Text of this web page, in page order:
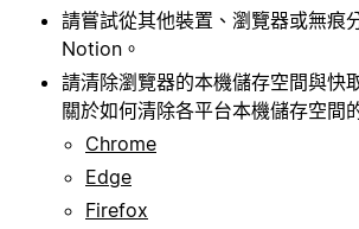
請嘗試從其他裝置、瀏覽器或無痕
Notion。
請清除瀏覽器的本機儲存空間與快
關於如何清除各平台本機儲存空間
Chrome
Edge
Firefox